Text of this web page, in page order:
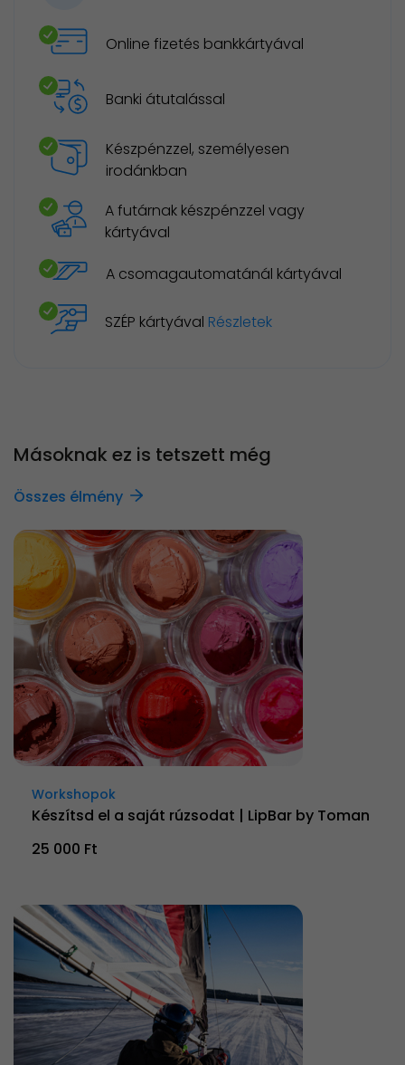
Online fizetés bankkártyával
Banki átutalással
Készpénzzel, személyesen
irodánkban
A futárnak készpénzzel vagy
kártyával
A csomagautomatánál kártyával
SZÉP kártyával Részletek
Másoknak ez is tetszett még
Összes élmény
Workshopok
Készítsd el a saját rúzsodat | LipBar by Toman
25 000 Ft